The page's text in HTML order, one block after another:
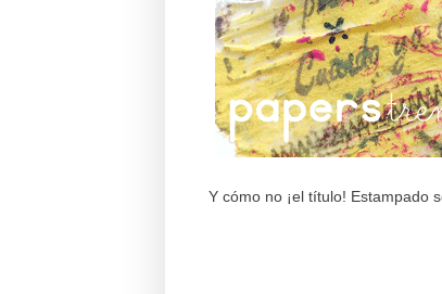
Y cómo no ¡el título! Estampado